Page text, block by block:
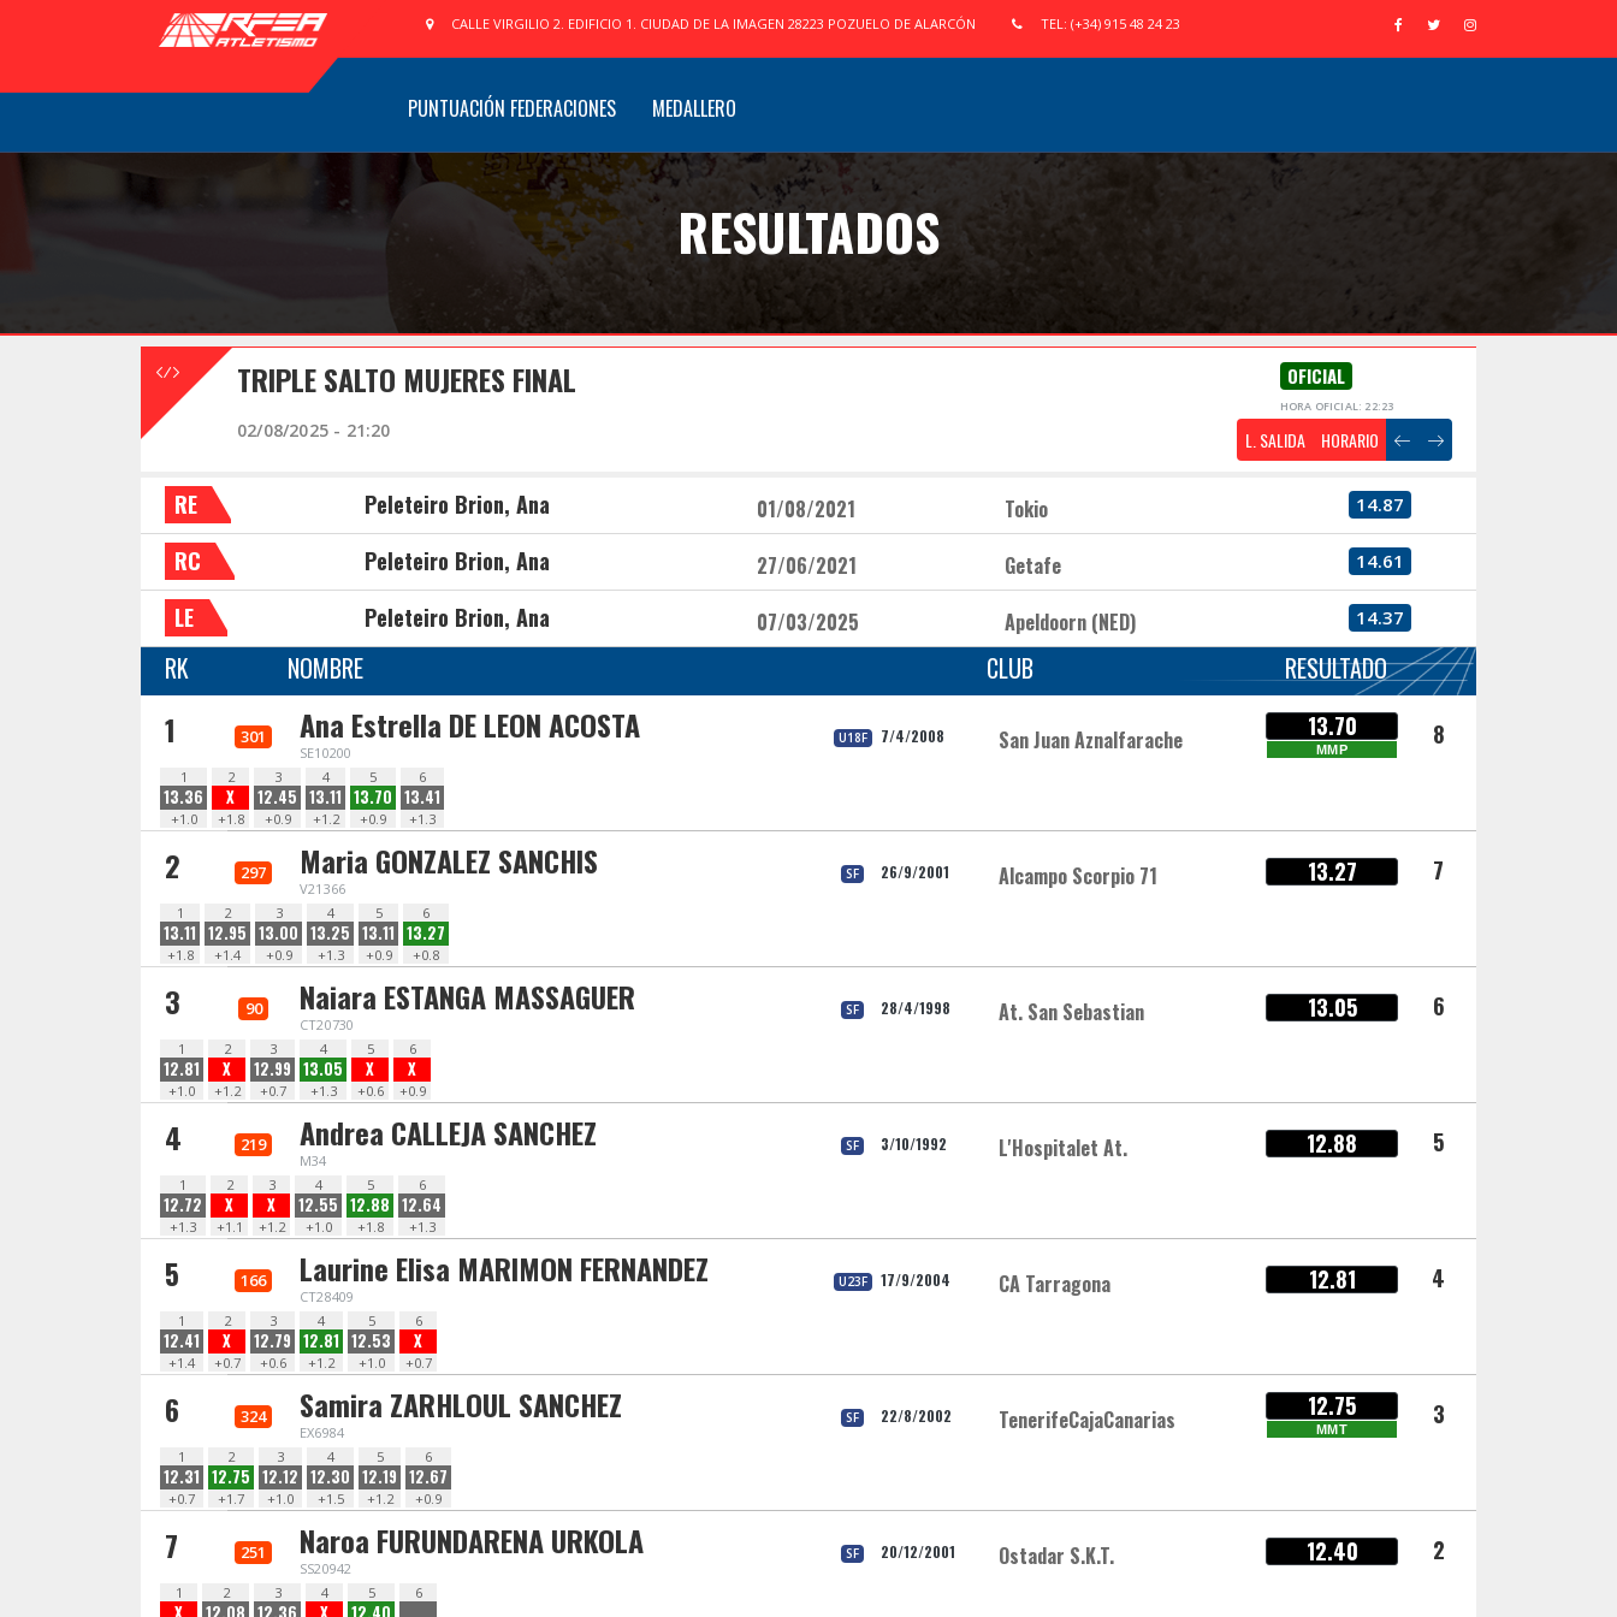
CALLE VIRGILIO 2. EDIFICIO 1. CIUDAD DE LA IMAGEN 28223 POZUELO DE ALARCÓN TEL: (+34) 915 48 24 23
PUNTUACIÓN FEDERACIONES MEDALLERO
RESULTADOS
TRIPLE SALTO MUJERES FINAL OFICIAL
HORA OFICIAL: 22:23
02/08/2025 - 21:20 L. SALIDA HORARIO
RE Peleteiro Brion, Ana 01/08/2021 Tokio 14.87
RC Peleteiro Brion, Ana 27/06/2021 Getafe 14.61
LE Peleteiro Brion, Ana 07/03/2025 Apeldoorn (NED) 14.37
RK NOMBRE CLUB RESULTADO
1 301 Ana Estrella DE LEON ACOSTA
SE10200
U18F 7/4/2008 San Juan Aznalfarache 13.70
MMP 8
1
13.36
+1.0
2
X
+1.8
3
12.45
+0.9
4
13.11
+1.2
5
13.70
+0.9
6
13.41
+1.3
2 297 Maria GONZALEZ SANCHIS
V21366
SF 26/9/2001 Alcampo Scorpio 71 13.27 7
1
13.11
+1.8
2
12.95
+1.4
3
13.00
+0.9
4
13.25
+1.3
5
13.11
+0.9
6
13.27
+0.8
3 90 Naiara ESTANGA MASSAGUER
CT20730
SF 28/4/1998 At. San Sebastian 13.05 6
1
12.81
+1.0
2
X
+1.2
3
12.99
+0.7
4
13.05
+1.3
5
X
+0.6
6
X
+0.9
4 219 Andrea CALLEJA SANCHEZ
M34
SF 3/10/1992 L'Hospitalet At. 12.88 5
1
12.72
+1.3
2
X
+1.1
3
X
+1.2
4
12.55
+1.0
5
12.88
+1.8
6
12.64
+1.3
5 166 Laurine Elisa MARIMON FERNANDEZ
CT28409
U23F 17/9/2004 CA Tarragona 12.81 4
1
12.41
+1.4
2
X
+0.7
3
12.79
+0.6
4
12.81
+1.2
5
12.53
+1.0
6
X
+0.7
6 324 Samira ZARHLOUL SANCHEZ
EX6984
SF 22/8/2002 TenerifeCajaCanarias 12.75
MMT 3
1
12.31
+0.7
2
12.75
+1.7
3
12.12
+1.0
4
12.30
+1.5
5
12.19
+1.2
6
12.67
+0.9
7 251 Naroa FURUNDARENA URKOLA
SS20942
SF 20/12/2001 Ostadar S.K.T. 12.40 2
1 2 3 4 5 6